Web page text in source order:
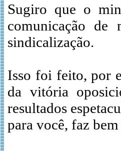
Sugiro que o
comunicação de
sindicalização.
Isso foi feito, por
da vitória
resultados
para você, faz